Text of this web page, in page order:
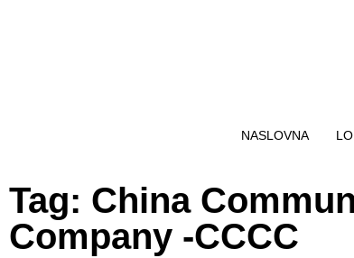
NASLOVNA
Tag: China
Company -CCCC